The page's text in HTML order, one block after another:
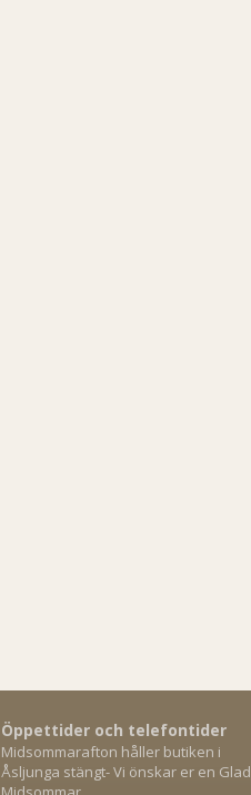
Öppettider och telefontider
Midsommarafton håller butiken i
Åsljunga stängt- Vi önskar er en Glad